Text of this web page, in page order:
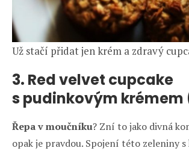
Už stačí přidat jen krém a zdravý
3. Red velvet cupcake
s pudinkovým krémem
Řepa v moučníku? Zní to jako divná
opak je pravdou. Spojení této zeleniny